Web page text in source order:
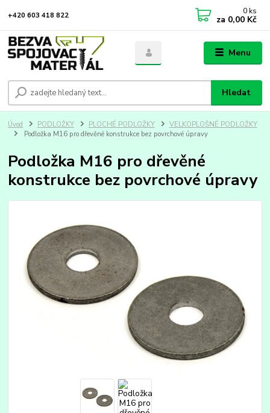
Menu
Hledat
+420 603 418 822 0 ks
za 0,00 Kč
Úvod PODLOŽKY PLOCHÉ PODLOŽKY
VELKOPLOŠNÉ PODLOŽKY
Podložka M16 pro dřevěné konstrukce bez povrchové úpravy
Podložka M16 pro dřevěné
konstrukce bez povrchové úpravy